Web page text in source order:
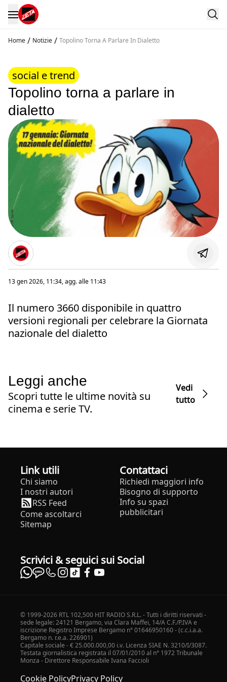
Home / Notizie / Topolino Torna A Parlare In Dialetto
social e trend
Topolino torna a parlare in
dialetto
13 gen 2026, 11:34, agg. alle 11:43
Il numero 3660 disponibile in quattro
versioni regionali per celebrare la Giornata
nazionale del dialetto
Leggi anche
Scopri tutte le ultime novità su
cinema e serie TV.
Vedi
tutto
Link utili
Chi siamo
I nostri autori
RSS Feed
Come ascoltarci
Sitemap
Contattaci
Richiedi maggiori info
Bisogno di supporto
Info su spazi
pubblicitari
Scrivici & seguici sui Social
© 1999-2026 RTL 102,500 HIT RADIO S.R.L. - Tutti i diritti riservati -
sede legale: 24121 Bergamo, via Clara Maffei, 14/A C.F./P.IVA e
iscrizione Registro Imprese Bergamo n° 01646950160 - (c.c.i.a.a.
Bergamo n. r.e.a. 226901)
Capitale sociale - € 25.000.000,00 i.v. Licenza SIAE N. 3210/I/3087.
Testata giornalistica registrata il 07/01/2010 al n° 1972 Tribunale
Monza - Direttore Responsabile Ivana Faccioli
Cookie PolicyPrivacy Policy